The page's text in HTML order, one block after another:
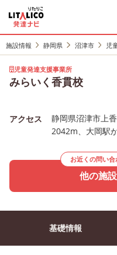
施設情報 静岡県 沼津市 児
児童発達支援事業所
みらいく香貫校
アクセス
静岡県沼津市上
2042m、大岡駅
お近くの問い
他の施
基礎情報